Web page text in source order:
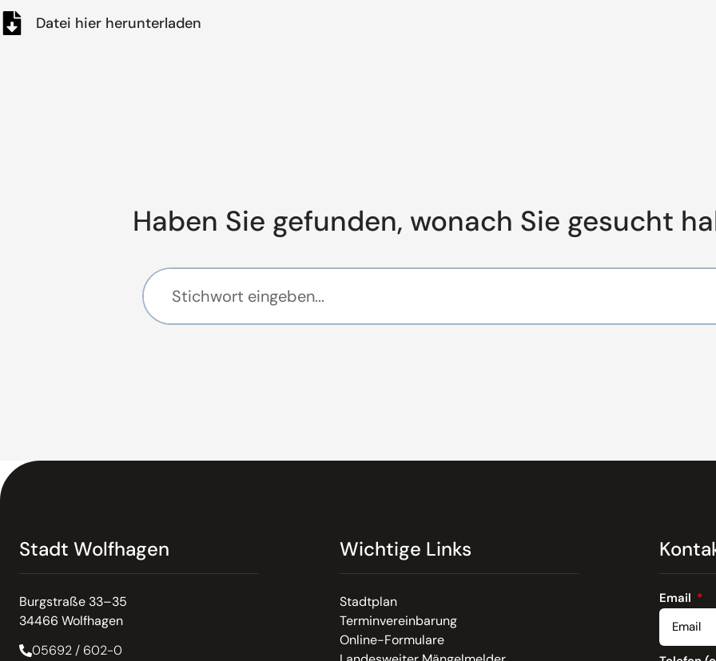
Datei hier herunterladen
Haben Sie gefunden, wonach Sie gesucht
Stadt Wolfhagen
Burgstraße 33–35
34466 Wolfhagen
05692 / 602-0
Wichtige Links
Stadtplan
Terminvereinbarung
Online-Formulare
Email